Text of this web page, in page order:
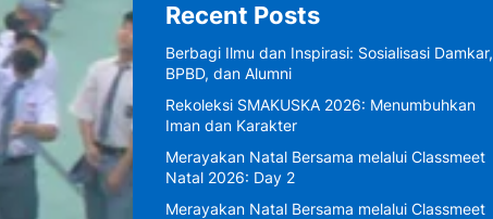
Recent Posts
Berbagi Ilmu dan Inspirasi: Sosialisasi Damkar,
BPBD, dan Alumni
Rekoleksi SMAKUSKA 2026: Menumbuhkan
Iman dan Karakter
Merayakan Natal Bersama melalui Classmeet
Natal 2026: Day 2
Merayakan Natal Bersama melalui Classmeet